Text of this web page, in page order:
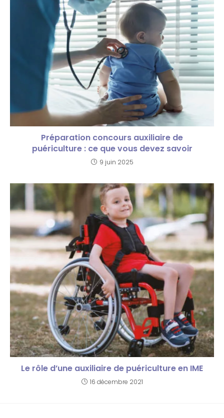
Préparation concours auxiliaire de
puériculture : ce que vous devez savoir
9 juin 2025
Le rôle d’une auxiliaire de puériculture en IME
16 décembre 2021